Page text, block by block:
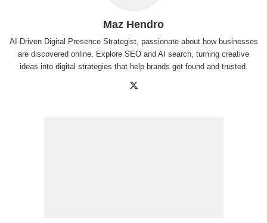
Maz Hendro
AI-Driven Digital Presence Strategist, passionate about how businesses
are discovered online. Explore SEO and AI search, turning creative
ideas into digital strategies that help brands get found and trusted.